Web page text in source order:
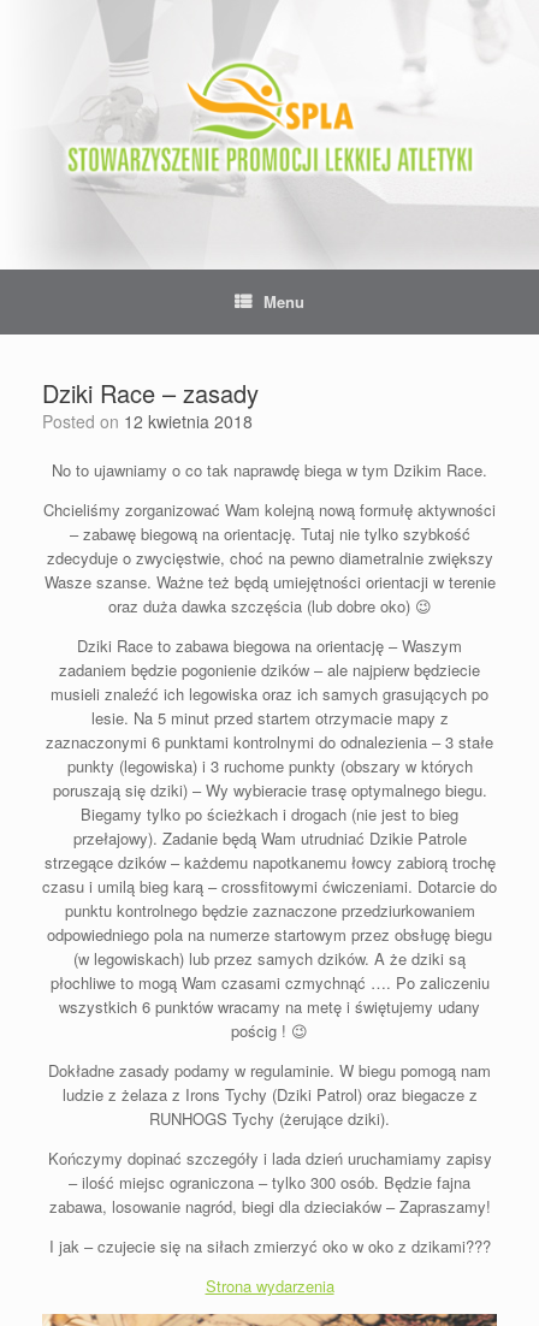
Menu
Dziki Race – zasady
Posted on 12 kwietnia 2018
No to ujawniamy o co tak naprawdę biega w tym Dzikim Race.
Chcieliśmy zorganizować Wam kolejną nową formułę aktywności
– zabawę biegową na orientację. Tutaj nie tylko szybkość
zdecyduje o zwycięstwie, choć na pewno diametralnie zwiększy
Wasze szanse. Ważne też będą umiejętności orientacji w terenie
oraz duża dawka szczęścia (lub dobre oko) 😉
Dziki Race to zabawa biegowa na orientację – Waszym
zadaniem będzie pogonienie dzików – ale najpierw będziecie
musieli znaleźć ich legowiska oraz ich samych grasujących po
lesie. Na 5 minut przed startem otrzymacie mapy z
zaznaczonymi 6 punktami kontrolnymi do odnalezienia – 3 stałe
punkty (legowiska) i 3 ruchome punkty (obszary w których
poruszają się dziki) – Wy wybieracie trasę optymalnego biegu.
Biegamy tylko po ścieżkach i drogach (nie jest to bieg
przełajowy). Zadanie będą Wam utrudniać Dzikie Patrole
strzegące dzików – każdemu napotkanemu łowcy zabiorą trochę
czasu i umilą bieg karą – crossfitowymi ćwiczeniami. Dotarcie do
punktu kontrolnego będzie zaznaczone przedziurkowaniem
odpowiedniego pola na numerze startowym przez obsługę biegu
(w legowiskach) lub przez samych dzików. A że dziki są
płochliwe to mogą Wam czasami czmychnąć …. Po zaliczeniu
wszystkich 6 punktów wracamy na metę i świętujemy udany
pościg ! 😉
Dokładne zasady podamy w regulaminie. W biegu pomogą nam
ludzie z żelaza z Irons Tychy (Dziki Patrol) oraz biegacze z
RUNHOGS Tychy (żerujące dziki).
Kończymy dopinać szczegóły i lada dzień uruchamiamy zapisy
– ilość miejsc ograniczona – tylko 300 osób. Będzie fajna
zabawa, losowanie nagród, biegi dla dzieciaków – Zapraszamy!
I jak – czujecie się na siłach zmierzyć oko w oko z dzikami???
Strona wydarzenia